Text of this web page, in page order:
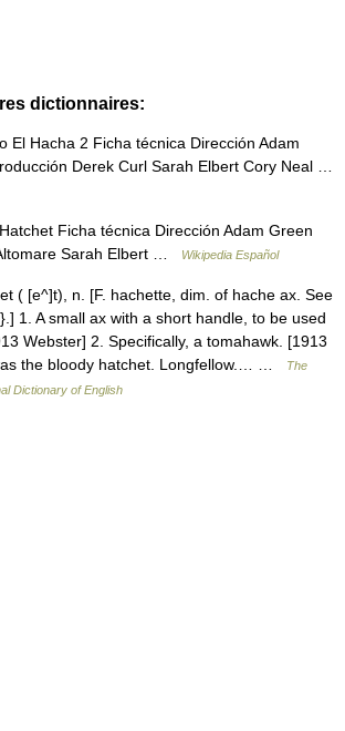
dictionnaires:
El Hacha 2 Ficha técnica Dirección Adam
Derek Curl Sarah Elbert Cory Neal …
Ficha técnica Dirección Adam Green
Sarah Elbert …
Wikipedia Español
( [e^]t), n. [F. hachette, dim. of hache ax. See
1. A small ax with a short handle, to be used
Webster] 2. Specifically, a tomahawk. [1913
the bloody hatchet. Longfellow.… …
The
Dictionary of English